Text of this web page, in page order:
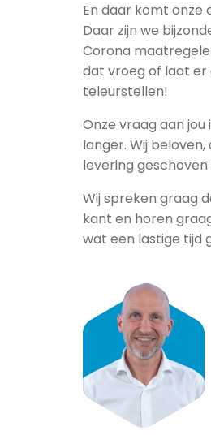
En daar komt
Daar zijn we
Corona
dat vroeg of laat er
teleurstellen!
Onze vraag aan
langer. Wij
levering geschoven
Wij spreken graag
kant en horen
wat een lastige tijd